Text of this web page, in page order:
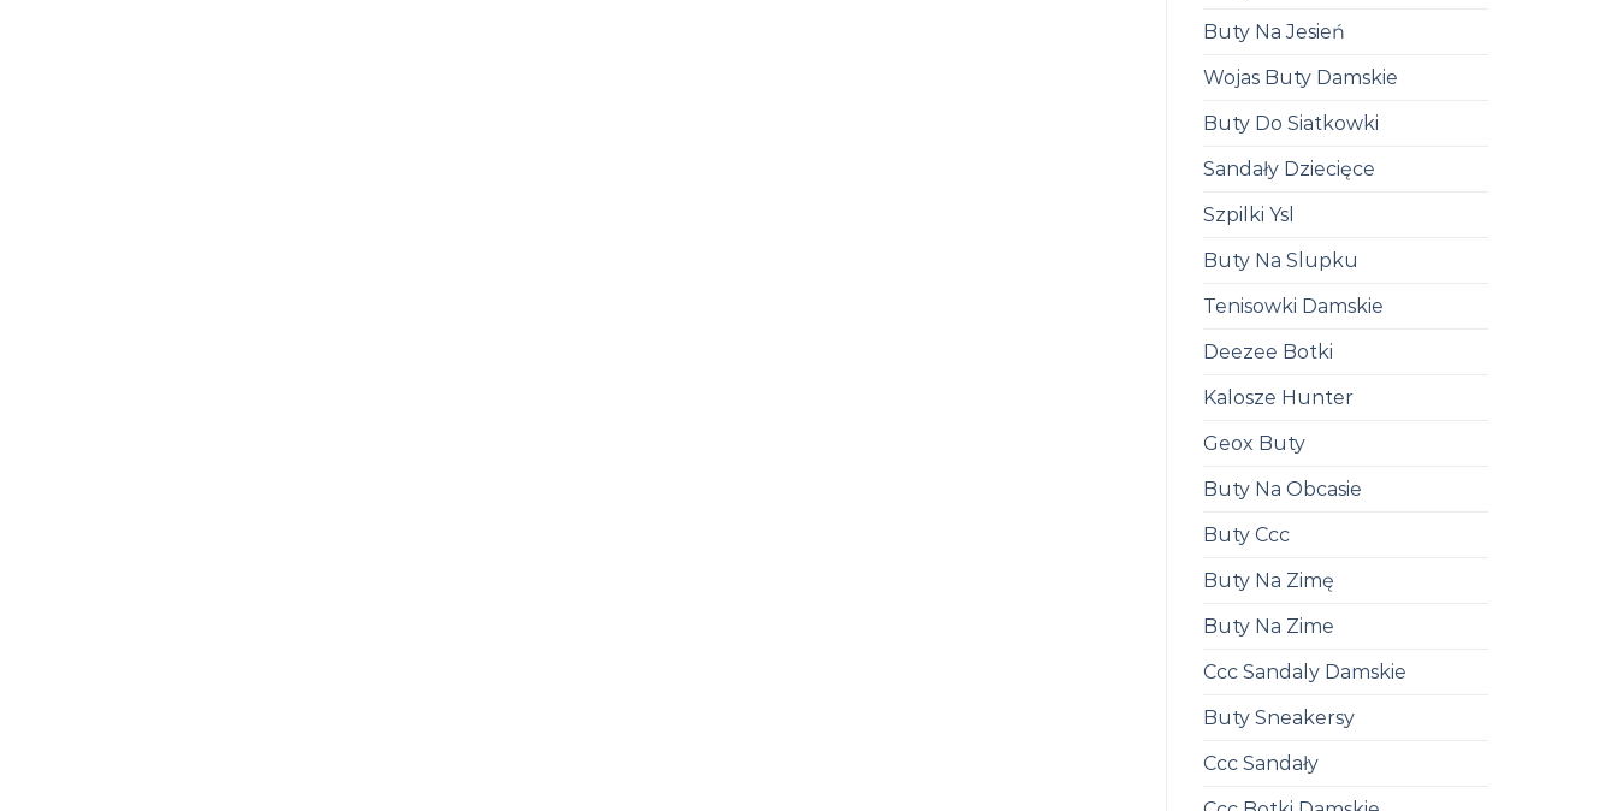
Buty Na Jesień
Wojas Buty Damskie
Buty Do Siatkowki
Sandały Dziecięce
Szpilki Ysl
Buty Na Slupku
Tenisowki Damskie
Deezee Botki
Kalosze Hunter
Geox Buty
Buty Na Obcasie
Buty Ccc
Buty Na Zimę
Buty Na Zime
Ccc Sandaly Damskie
Buty Sneakersy
Ccc Sandały